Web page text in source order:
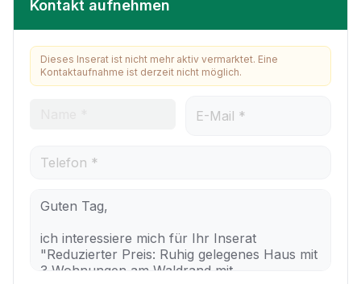
Kontakt aufnehmen
Dieses Inserat ist nicht mehr aktiv vermarktet. Eine
Kontaktaufnahme ist derzeit nicht möglich.